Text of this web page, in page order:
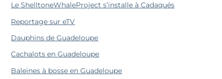
Le ShelltoneWhaleProject s’installe à Cadaqués
Reportage sur eTV
Dauphins de Guadeloupe
Cachalots en Guadeloupe
Baleines à bosse en Guadeloupe